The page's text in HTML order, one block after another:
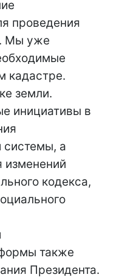
проведения
Мы уже
кадастре.
земли.
инициативы в
системы, а
изменений
кодекса,
также
Президента.